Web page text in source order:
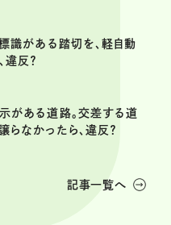
標識がある踏切を、軽自動
違反？
がある道路。交差する道
なかったら、違反？
記事一覧へ